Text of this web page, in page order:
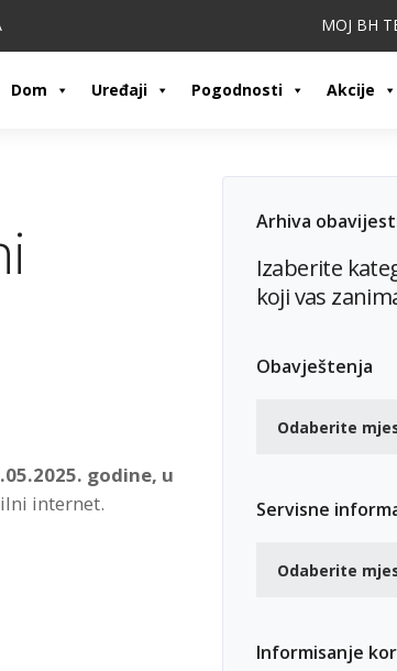
MOJ BH
Dom Uređaji Pogodnosti Akcije
godine, u
internet.
Arhiva
Izaberite
koji vas
Obavještenja
Servisne
Informisanje